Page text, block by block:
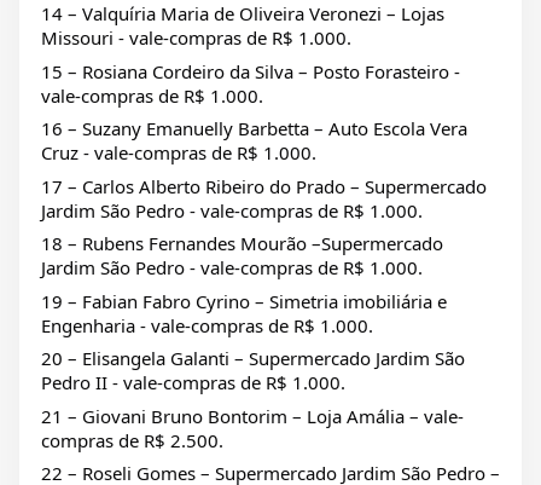
14 – Valquíria Maria de Oliveira Veronezi – Lojas
Missouri - vale-compras de R$ 1.000.
15 – Rosiana Cordeiro da Silva – Posto Forasteiro -
vale-compras de R$ 1.000.
16 – Suzany Emanuelly Barbetta – Auto Escola Vera
Cruz - vale-compras de R$ 1.000.
17 – Carlos Alberto Ribeiro do Prado – Supermercado
Jardim São Pedro - vale-compras de R$ 1.000.
18 – Rubens Fernandes Mourão –Supermercado
Jardim São Pedro - vale-compras de R$ 1.000.
19 – Fabian Fabro Cyrino – Simetria imobiliária e
Engenharia - vale-compras de R$ 1.000.
20 – Elisangela Galanti – Supermercado Jardim São
Pedro II - vale-compras de R$ 1.000.
21 – Giovani Bruno Bontorim – Loja Amália – vale-
compras de R$ 2.500.
22 – Roseli Gomes – Supermercado Jardim São Pedro –